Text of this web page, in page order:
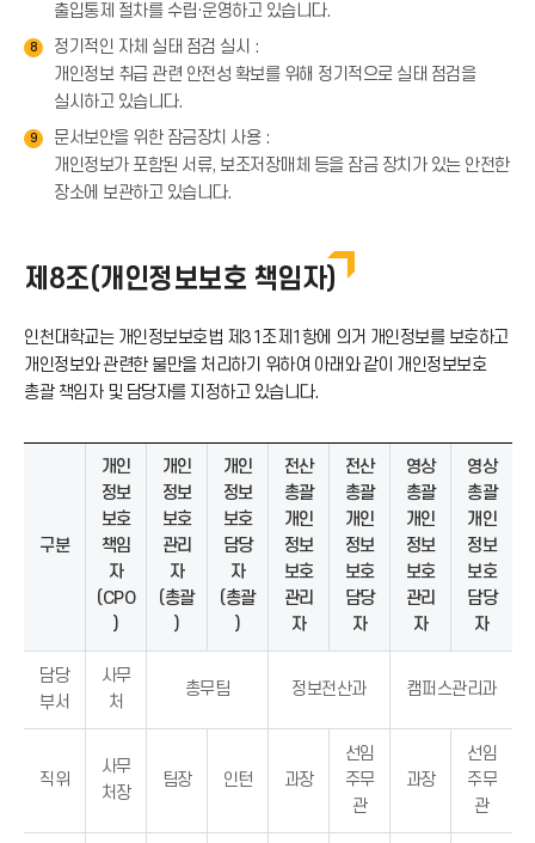
출입통제 절차를 수립·운영하고 있습니다.
8
정기적인 자체 실태 점검 실시 :
개인정보 취급 관련 안전성 확보를 위해 정기적으로 실태 점검을
실시하고 있습니다.
9
문서보안을 위한 잠금장치 사용 :
개인정보가 포함된 서류, 보조저장매체 등을 잠금 장치가 있는 안전한
장소에 보관하고 있습니다.
제8조(개인정보보호 책임자)
인천대학교는 개인정보보호법 제31조제1항에 의거 개인정보를 보호하고
개인정보와 관련한 불만을 처리하기 위하여 아래와 같이 개인정보보호
총괄 책임자 및 담당자를 지정하고 있습니다.
구분
개인
정보
보호
책임
자
(CPO
)
개인
정보
보호
관리
자
(총괄
)
개인
정보
보호
담당
자
(총괄
)
전산
총괄
개인
정보
보호
관리
자
전산
총괄
개인
정보
보호
담당
자
영상
총괄
개인
정보
보호
관리
자
영상
총괄
개인
정보
보호
담당
자
담당
부서
사무
처
총무팀 정보전산과 캠퍼스관리과
직위
사무
처장
팀장 인턴 과장
선임
주무
관
과장
선임
주무
관